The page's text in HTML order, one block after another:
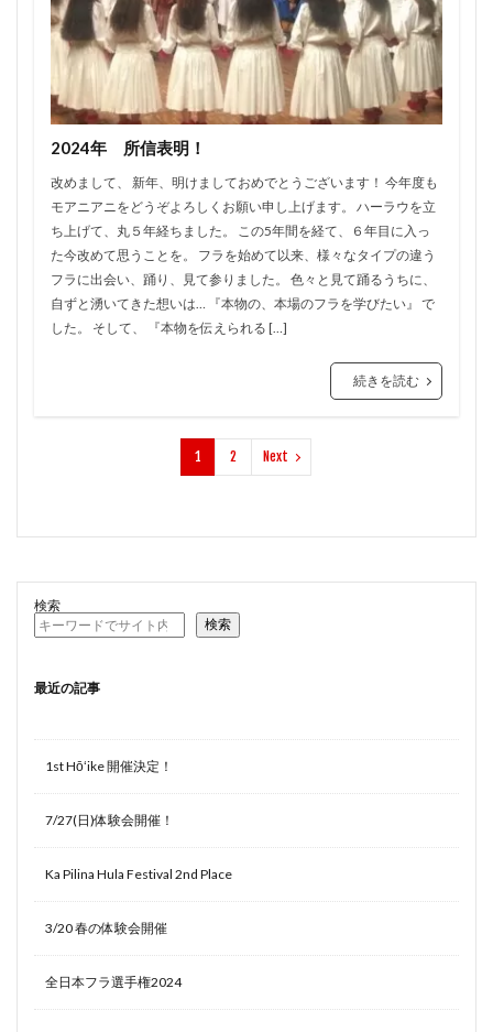
2024年 所信表明！
改めまして、 新年、明けましておめでとうございます！ 今年度も
モアニアニをどうぞよろしくお願い申し上げます。 ハーラウを立
ち上げて、丸５年経ちました。 この5年間を経て、６年目に入っ
た今改めて思うことを。 フラを始めて以来、様々なタイプの違う
フラに出会い、踊り、見て参りました。 色々と見て踊るうちに、
自ずと湧いてきた想いは… 『本物の、本場のフラを学びたい』 で
した。 そして、 『本物を伝えられる […]
続きを読む
1 2 Next
検索
検索
最近の記事
1st Hōʻike 開催決定！
7/27(日)体験会開催！
Ka Pilina Hula Festival 2nd Place
3/20 春の体験会開催
全日本フラ選手権2024